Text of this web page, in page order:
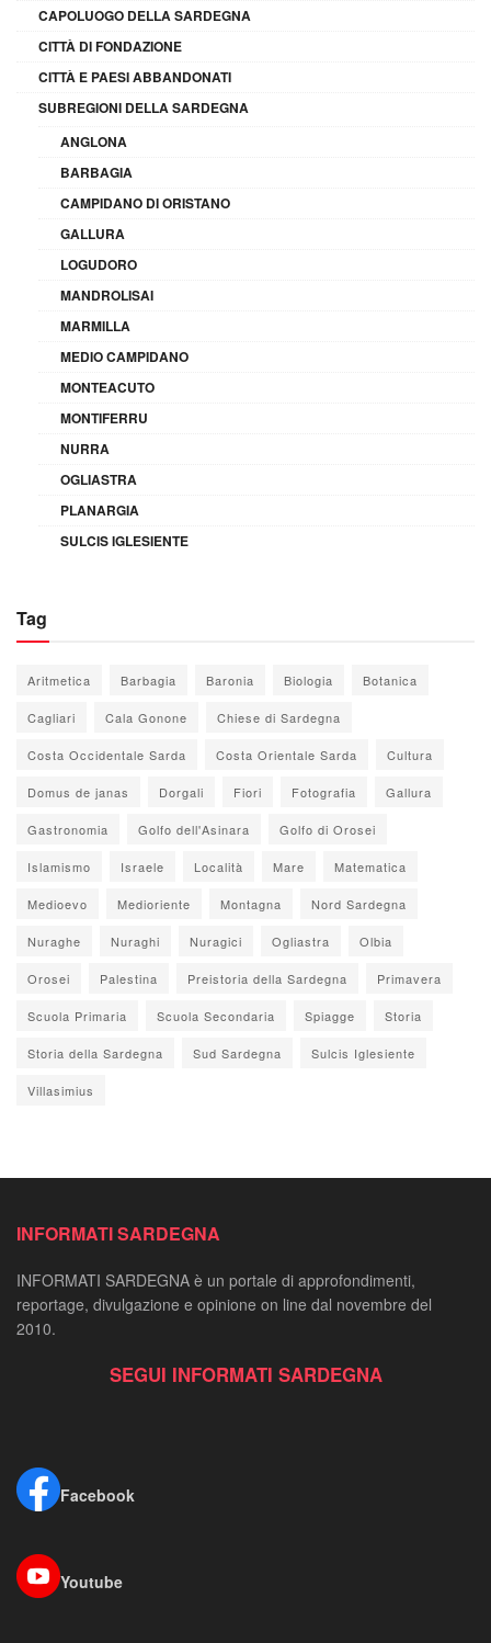
CAPOLUOGO DELLA SARDEGNA
CITTÀ DI FONDAZIONE
CITTÀ E PAESI ABBANDONATI
SUBREGIONI DELLA SARDEGNA
ANGLONA
BARBAGIA
CAMPIDANO DI ORISTANO
GALLURA
LOGUDORO
MANDROLISAI
MARMILLA
MEDIO CAMPIDANO
MONTEACUTO
MONTIFERRU
NURRA
OGLIASTRA
PLANARGIA
SULCIS IGLESIENTE
Tag
Aritmetica Barbagia Baronia Biologia Botanica
Cagliari Cala Gonone Chiese di Sardegna
Costa Occidentale Sarda Costa Orientale Sarda Cultura
Domus de janas Dorgali Fiori Fotografia Gallura
Gastronomia Golfo dell'Asinara Golfo di Orosei
Islamismo Israele Località Mare Matematica
Medioevo Medioriente Montagna Nord Sardegna
Nuraghe Nuraghi Nuragici Ogliastra Olbia
Orosei Palestina Preistoria della Sardegna Primavera
Scuola Primaria Scuola Secondaria Spiagge Storia
Storia della Sardegna Sud Sardegna Sulcis Iglesiente
Villasimius
INFORMATI SARDEGNA
INFORMATI SARDEGNA è un portale di approfondimenti,
reportage, divulgazione e opinione on line dal novembre del
2010.
SEGUI INFORMATI SARDEGNA
Facebook
Youtube